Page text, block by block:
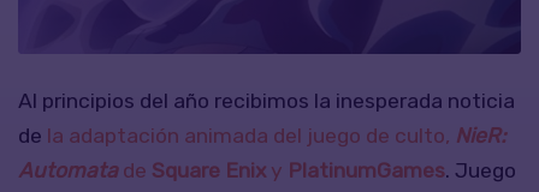
Al principios del año recibimos la inesperada noticia
de la adaptación animada del juego de culto, NieR:
Automatade Square Enix y PlatinumGames. Juego